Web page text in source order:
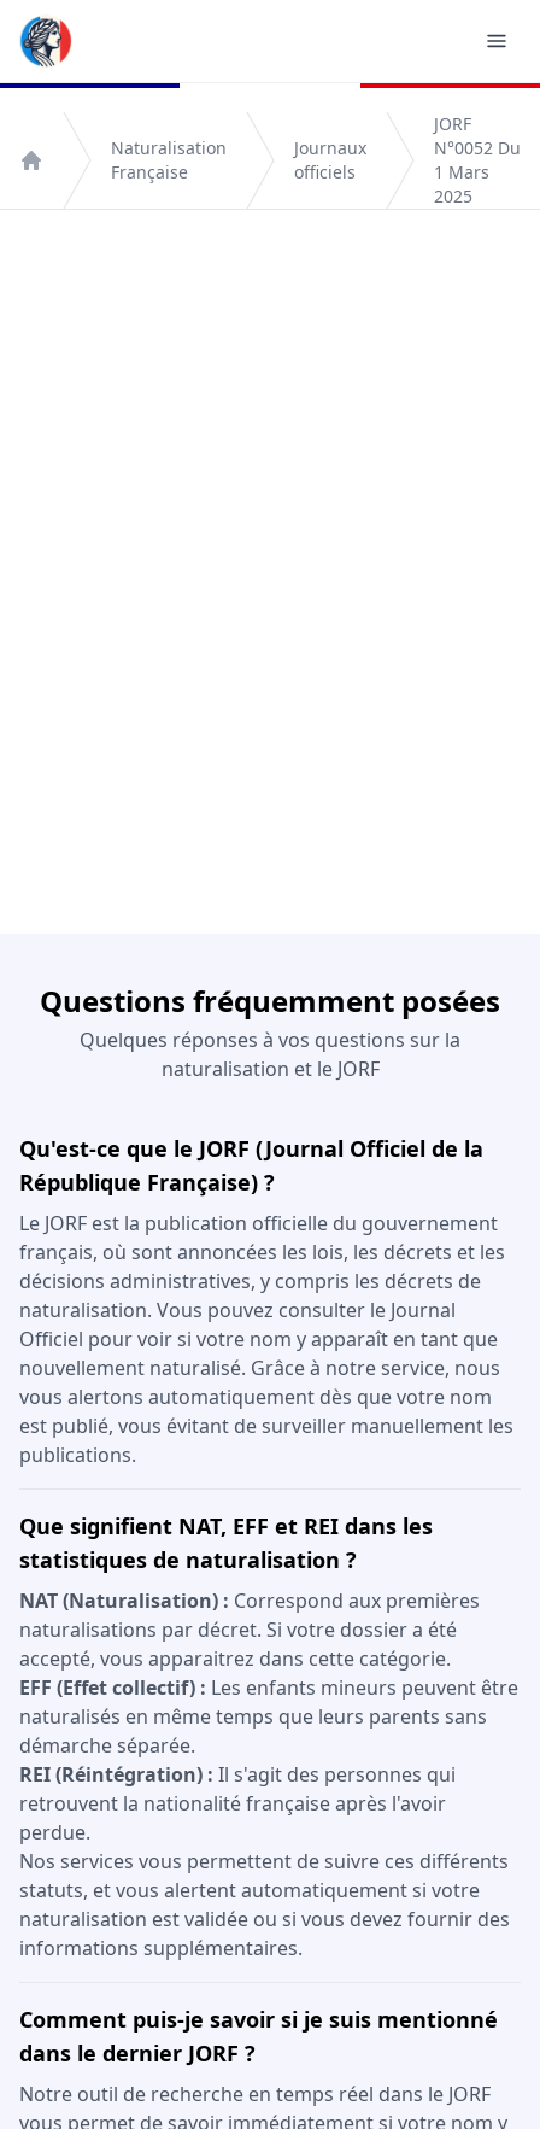
Accueil
Naturalisation
Française
Journaux
officiels
JORF
N°0052 Du
1 Mars
2025
Questions fréquemment posées
Quelques réponses à vos questions sur la
naturalisation et le JORF
Qu'est-ce que le JORF (Journal Officiel de la
République Française) ?
Le JORF est la publication officielle du gouvernement
français, où sont annoncées les lois, les décrets et les
décisions administratives, y compris les décrets de
naturalisation. Vous pouvez consulter le Journal
Officiel pour voir si votre nom y apparaît en tant que
nouvellement naturalisé. Grâce à notre service, nous
vous alertons automatiquement dès que votre nom
est publié, vous évitant de surveiller manuellement les
publications.
Que signifient NAT, EFF et REI dans les
statistiques de naturalisation ?
NAT (Naturalisation) : Correspond aux premières
naturalisations par décret. Si votre dossier a été
accepté, vous apparaitrez dans cette catégorie.
EFF (Effet collectif) : Les enfants mineurs peuvent être
naturalisés en même temps que leurs parents sans
démarche séparée.
REI (Réintégration) : Il s'agit des personnes qui
retrouvent la nationalité française après l'avoir
perdue.
Nos services vous permettent de suivre ces différents
statuts, et vous alertent automatiquement si votre
naturalisation est validée ou si vous devez fournir des
informations supplémentaires.
Comment puis-je savoir si je suis mentionné
dans le dernier JORF ?
Notre outil de recherche en temps réel dans le JORF
vous permet de savoir immédiatement si votre nom y